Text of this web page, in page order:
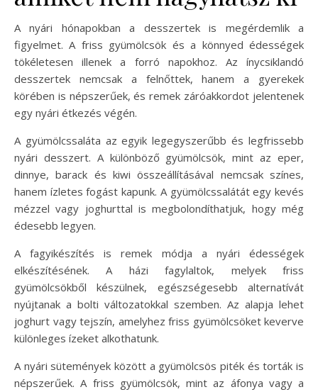
A nyári hónapokban a desszertek is megérdemlik a
figyelmet. A friss gyümölcsök és a könnyed édességek
tökéletesen illenek a forró napokhoz. Az ínycsiklandó
desszertek nemcsak a felnőttek, hanem a gyerekek
körében is népszerűek, és remek záróakkordot jelentenek
egy nyári étkezés végén.
A gyümölcssaláta az egyik legegyszerűbb és legfrissebb
nyári desszert. A különböző gyümölcsök, mint az eper,
dinnye, barack és kiwi összeállításával nemcsak színes,
hanem ízletes fogást kapunk. A gyümölcssalátát egy kevés
mézzel vagy joghurttal is megbolondíthatjuk, hogy még
édesebb legyen.
A fagyikészítés is remek módja a nyári édességek
elkészítésének. A házi fagylaltok, melyek friss
gyümölcsökből készülnek, egészségesebb alternatívát
nyújtanak a bolti változatokkal szemben. Az alapja lehet
joghurt vagy tejszín, amelyhez friss gyümölcsöket keverve
különleges ízeket alkothatunk.
A nyári sütemények között a gyümölcsös piték és torták is
népszerűek. A friss gyümölcsök, mint az áfonya vagy a